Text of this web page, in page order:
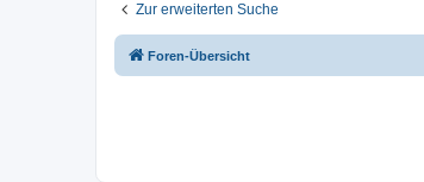
Zur erweiterten Suche
Foren-Übersicht